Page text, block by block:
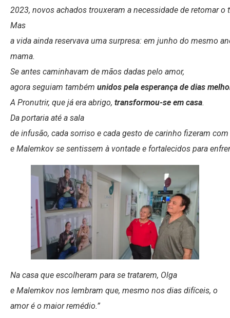
2023, novos achados trouxeram a necessidade de retomar o
Mas
a vida ainda reservava uma surpresa: em junho do mesmo
mama.
Se antes caminhavam de mãos dadas pelo amor,
agora seguiam também unidos pela esperança de dias
A Pronutrir, que já era abrigo, transformou-se em casa.
Da portaria até a sala
de infusão, cada sorriso e cada gesto de carinho fizeram
e Malemkov se sentissem à vontade e fortalecidos para
Na casa que escolheram para se tratarem, Olga
e Malemkov nos lembram que, mesmo nos dias difíceis, o
amor é o maior remédio.”